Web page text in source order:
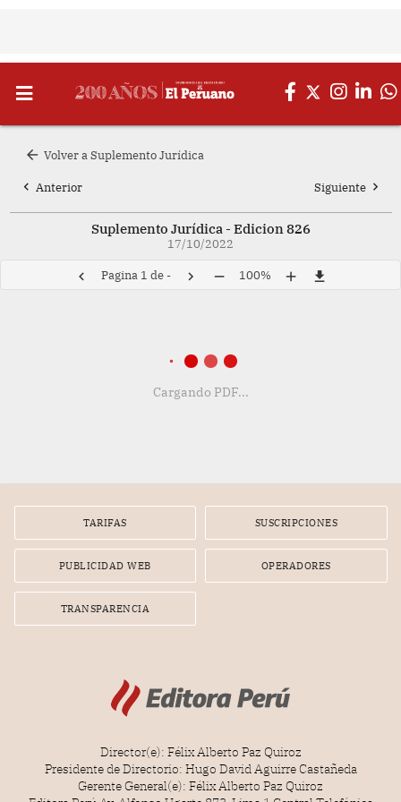
arrow_back Volver a Suplemento Jurídica
chevron_left Anterior Siguiente chevron_right
Suplemento Jurídica - Edicion 826
17/10/2022
chevron_left Pagina 1 de- chevron_right remove 100% add file_download
Cargando PDF...
TARIFAS SUSCRIPCIONES
PUBLICIDAD WEB OPERADORES
TRANSPARENCIA
Director(e): Félix Alberto Paz Quiroz
Presidente de Directorio: Hugo David Aguirre Castañeda
Gerente General(e): Félix Alberto Paz Quiroz